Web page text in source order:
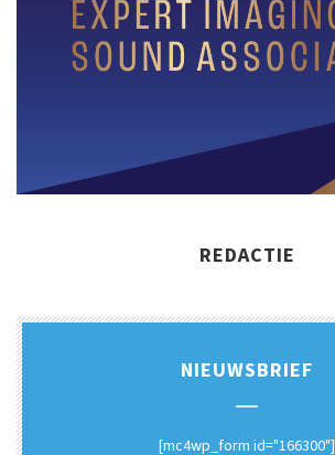
REDACTIE
NIEUWSBRIEF
[mc4wp_form id="166300"]